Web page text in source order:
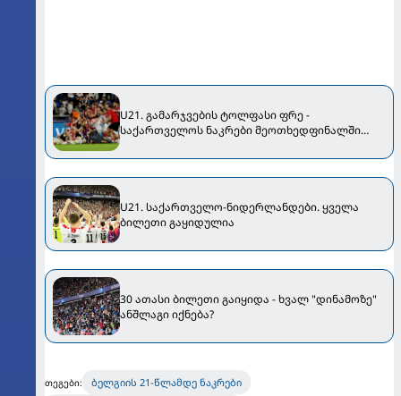
U21. გამარჯვების ტოლფასი ფრე -
საქართველოს ნაკრები მეოთხედფინალში
U21. საქართველო-ნიდერლანდები. ყველა
ბილეთი გაყიდულია
30 ათასი ბილეთი გაიყიდა - ხვალ "დინამოზე"
ანშლაგი იქნება?
თეგები:
ბელგიის 21-წლამდე ნაკრები